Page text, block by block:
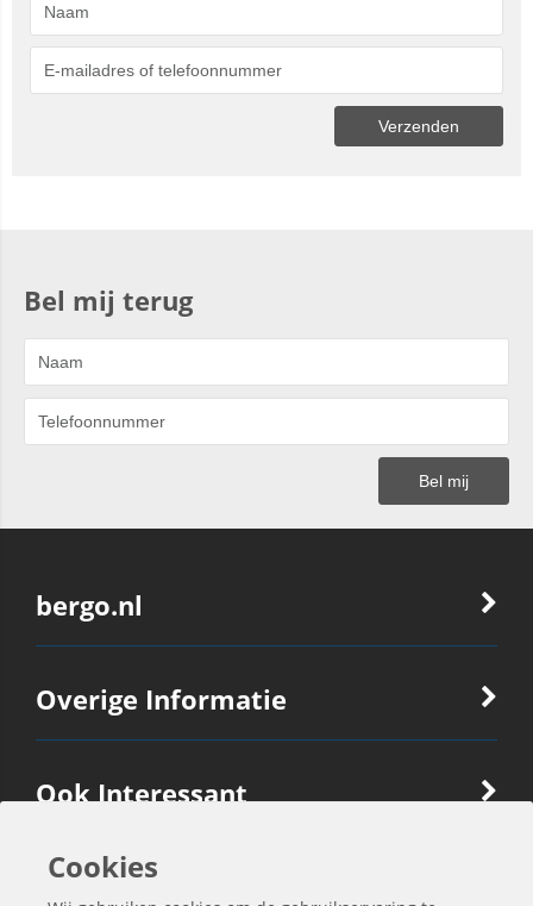
Bel mij terug
bergo.nl
Overige Informatie
Ook Interessant
Contactgegevens
Cookies